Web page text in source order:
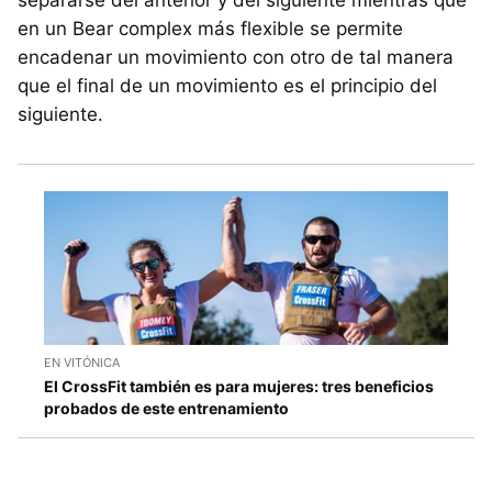
en un Bear complex más flexible se permite
encadenar un movimiento con otro de tal manera
que el final de un movimiento es el principio del
siguiente.
EN VITÓNICA
El CrossFit también es para mujeres: tres beneficios
probados de este entrenamiento